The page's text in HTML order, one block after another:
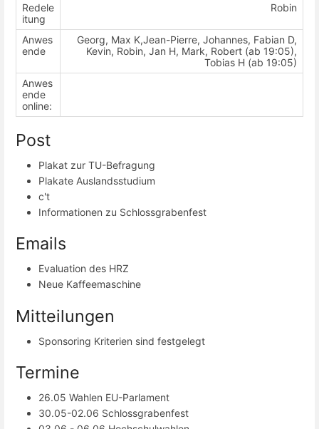
Redele
itung
Robin
Anwes
ende
Georg, Max K,Jean-Pierre, Johannes, Fabian D,
Kevin, Robin, Jan H, Mark, Robert (ab 19:05),
Tobias H (ab 19:05)
Anwes
ende
online:
Post
Plakat zur TU-Befragung
Plakate Auslandsstudium
c't
Informationen zu Schlossgrabenfest
Emails
Evaluation des HRZ
Neue Kaffeemaschine
Mitteilungen
Sponsoring Kriterien sind festgelegt
Termine
26.05 Wahlen EU-Parlament
30.05-02.06 Schlossgrabenfest